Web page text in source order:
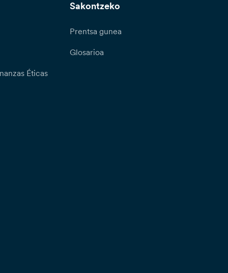
Éticas
Sakontzeko
Prentsa gunea
Glosarioa